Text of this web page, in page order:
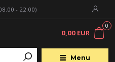
Menu
- 22.00)
0
0,00 EUR